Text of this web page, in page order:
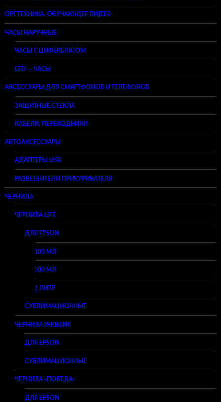
ОРГТЕХНИКА. ОБУЧАЮЩЕЕ ВИДЕО
ЧАСЫ НАРУЧНЫЕ
ЧАСЫ С ЦИФЕРБЛАТОМ
LED — ЧАСЫ
АКСЕССУАРЫ ДЛЯ СМАРТФОНОВ И ТЕЛЕФОНОВ
ЗАЩИТНЫЕ СТЕКЛА
КАБЕЛИ, ПЕРЕХОДНИКИ
АВТОАКСЕССУАРЫ
АДАПТЕРЫ USB
РАЗВЕТВИТЕЛИ ПРИКУРИВАТЕЛЯ
ЧЕРНИЛА
ЧЕРНИЛА LIFE
ДЛЯ EPSON
100 МЛ
500 МЛ
1 ЛИТР
СУБЛИМАЦИОННЫЕ
ЧЕРНИЛА INKBANK
ДЛЯ EPSON
СУБЛИМАЦИОННЫЕ
ЧЕРНИЛА «ПОБЕДА»
ДЛЯ EPSON